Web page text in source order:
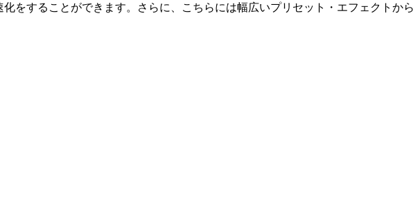
をすることができます。さらに、こちらには幅広いプリセット・エフェクトから